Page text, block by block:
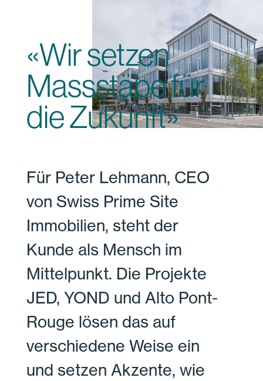
«Wir setzen
Massstäbe für
die Zukunft»
Für Peter Lehmann, CEO
von Swiss Prime Site
Immobilien, steht der
Kunde als Mensch im
Mittelpunkt. Die Projekte
JED, YOND und Alto Pont-
Rouge lösen das auf
verschiedene Weise ein
und setzen Akzente, wie